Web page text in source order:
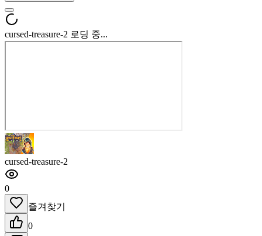
cursed-treasure-2 로딩 중...
cursed-treasure-2
0
즐겨찾기
0